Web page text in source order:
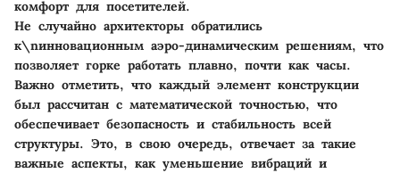
комфорт для посетителей.
Не случайно архитекторы обратились
к\nинновационным аэро-динамическим решениям, что
позволяет горке работать плавно, почти как часы.
Важно отметить, что каждый элемент конструкции
был рассчитан с математической точностью, что
обеспечивает безопасность и стабильность всей
структуры. Это, в свою очередь, отвечает за такие
важные аспекты, как уменьшение вибраций и